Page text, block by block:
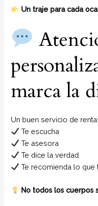
Un traje para cada
marca la
Un buen servicio de renta:
Te escucha
Te asesora
Te dice la verdad
Te recomienda lo que
No todos los cuerpos